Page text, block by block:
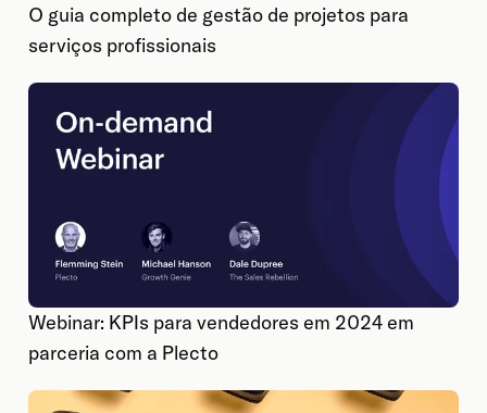
O guia completo de gestão de projetos para
serviços profissionais
Webinar: KPIs para vendedores em 2024 em
parceria com a Plecto